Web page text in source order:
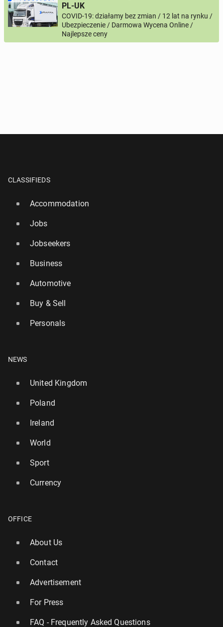
PL-UK
COVID-19: działamy bez zmian / 12 lat na rynku /
Ubezpieczenie / Darmowa Wycena Online /
Najlepsze ceny
CLASSIFIEDS
Accommodation
Jobs
Jobseekers
Business
Automotive
Buy & Sell
Personals
NEWS
United Kingdom
Poland
Ireland
World
Sport
Currency
OFFICE
About Us
Contact
Advertisement
For Press
FAQ - Frequently Asked Questions